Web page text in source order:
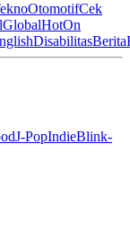
OtomotifCek
GlobalHotOn
DisabilitasBerita
J-PopIndieBlink-